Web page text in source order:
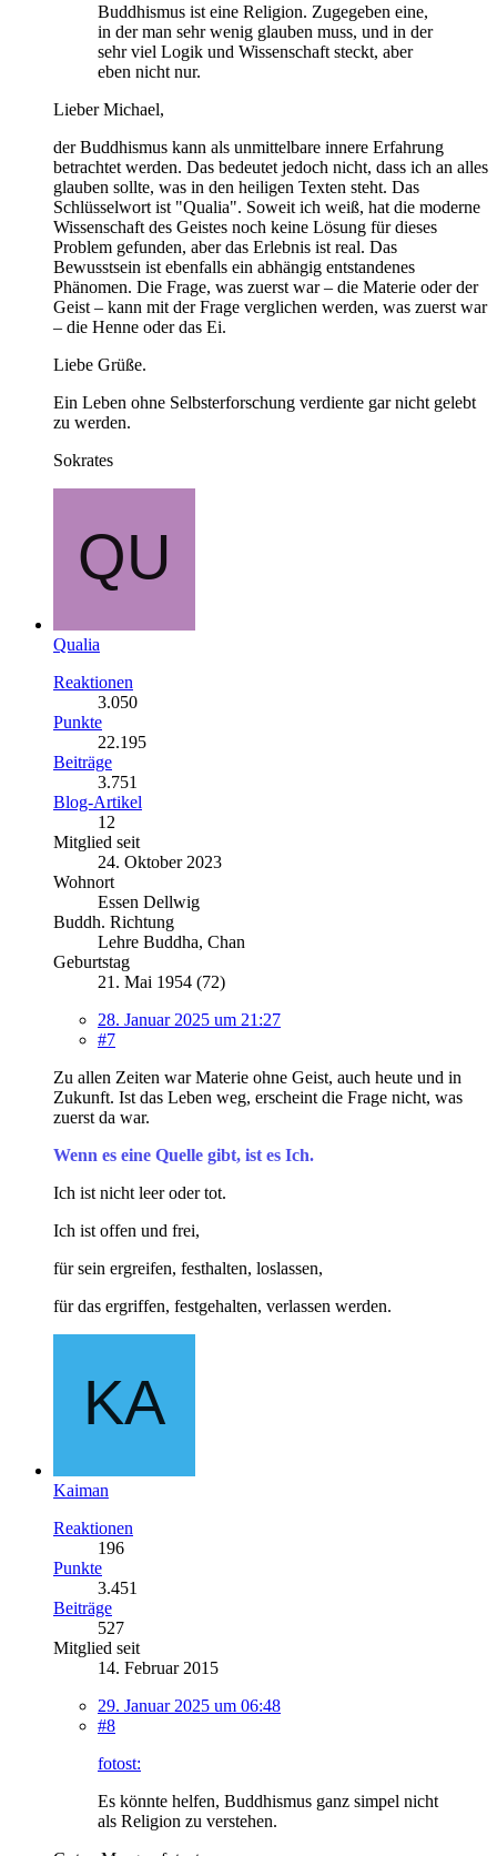
Buddhismus ist eine Religion. Zugegeben eine,
in der man sehr wenig glauben muss, und in der
sehr viel Logik und Wissenschaft steckt, aber
eben nicht nur.
Lieber Michael,
der Buddhismus kann als unmittelbare innere Erfahrung
betrachtet werden. Das bedeutet jedoch nicht, dass ich an alles
glauben sollte, was in den heiligen Texten steht. Das
Schlüsselwort ist "Qualia". Soweit ich weiß, hat die moderne
Wissenschaft des Geistes noch keine Lösung für dieses
Problem gefunden, aber das Erlebnis ist real. Das
Bewusstsein ist ebenfalls ein abhängig entstandenes
Phänomen. Die Frage, was zuerst war – die Materie oder der
Geist – kann mit der Frage verglichen werden, was zuerst war
– die Henne oder das Ei.
Liebe Grüße.
Ein Leben ohne Selbsterforschung verdiente gar nicht gelebt
zu werden.
Sokrates
Qualia
Reaktionen
3.050
Punkte
22.195
Beiträge
3.751
Blog-Artikel
12
Mitglied seit
24. Oktober 2023
Wohnort
Essen Dellwig
Buddh. Richtung
Lehre Buddha, Chan
Geburtstag
21. Mai 1954 (72)
28. Januar 2025 um 21:27
#7
Zu allen Zeiten war Materie ohne Geist, auch heute und in
Zukunft. Ist das Leben weg, erscheint die Frage nicht, was
zuerst da war.
Wenn es eine Quelle gibt, ist es Ich.
Ich ist nicht leer oder tot.
Ich ist offen und frei,
für sein ergreifen, festhalten, loslassen,
für das ergriffen, festgehalten, verlassen werden.
Kaiman
Reaktionen
196
Punkte
3.451
Beiträge
527
Mitglied seit
14. Februar 2015
29. Januar 2025 um 06:48
#8
fotost:
Es könnte helfen, Buddhismus ganz simpel nicht
als Religion zu verstehen.